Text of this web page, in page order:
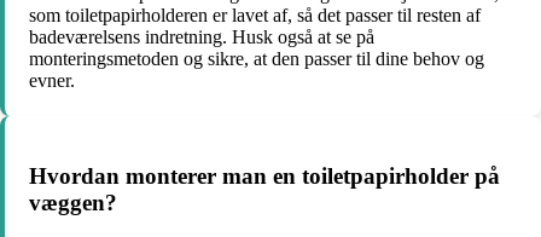
som toiletpapirholderen er lavet af, så det passer til resten af
badeværelsens indretning. Husk også at se på
monteringsmetoden og sikre, at den passer til dine behov og
evner.
Hvordan monterer man en toiletpapirholder på
væggen?